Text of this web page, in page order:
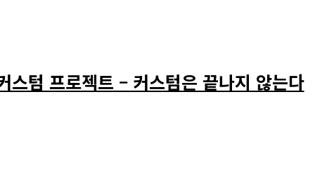
스텀 프로젝트 – 커스텀은 끝나지 않는다